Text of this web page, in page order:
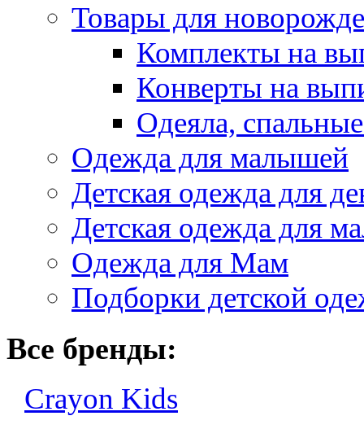
Товары для
Комплекты на
Конверты на
Одеяла,
Одежда для малышей
Детская одежда для
Детская одежда для
Одежда для Мам
Подборки детской
Все бренды:
Crayon Kids